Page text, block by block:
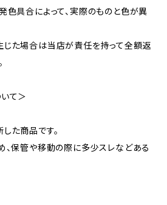
色具合によって、実際のものと色が異
た場合は当店が責任を持って全額返
て＞
た商品です。
保管や移動の際に多少スレなどある